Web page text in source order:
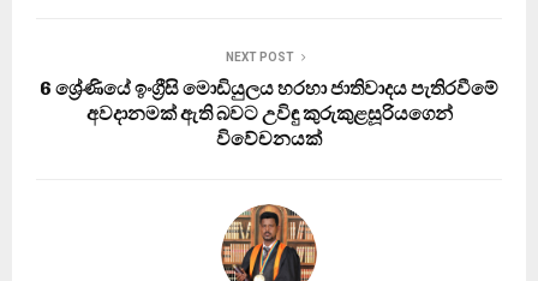
NEXT POST
6 ශ්‍රේණියේ ඉංග්‍රීසි මොඩියුලය හරහා ජාතිවාදය පැතිරවීමේ
අවදානමක් ඇති බවට උවිඳු කුරුකුළසූරියගෙන්
විවේචනයක්